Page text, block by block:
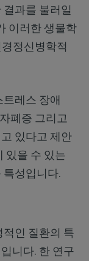
과를 불러일
이러한 생물학
정신병학적
레스 장애
폐증 그리고
있다고 제안
있을 수 있는
특성입니다.
인 질환의 특
니다. 한 연구